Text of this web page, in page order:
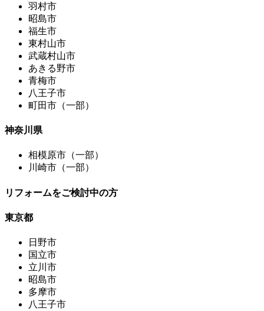
羽村市
昭島市
福生市
東村山市
武蔵村山市
あきる野市
青梅市
八王子市
町田市（一部）
神奈川県
相模原市（一部）
川崎市（一部）
リフォームをご検討中の方
東京都
日野市
国立市
立川市
昭島市
多摩市
八王子市